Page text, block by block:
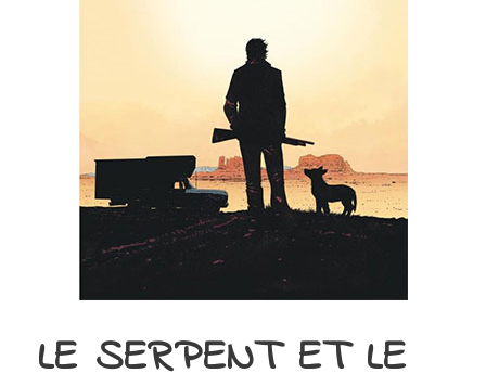
LE SERPENT ET LE